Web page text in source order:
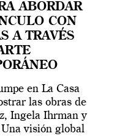
ABORDAR
CON
A TRAVÉS
en La Casa
las obras de
Ingela Ihrman y
visión global